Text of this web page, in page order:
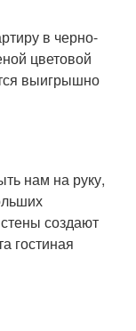
в черно-
цветовой
выигрышно
нам на руку,
создают
гостиная